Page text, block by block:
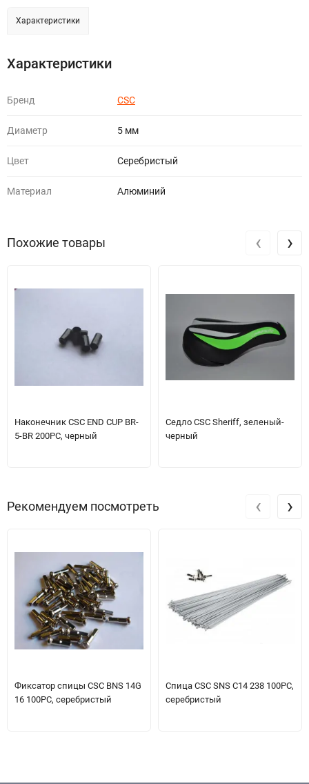
Характеристики
Характеристики
Бренд CSC
Диаметр 5 мм
Цвет Серебристый
Материал Алюминий
Похожие товары
Наконечник CSC END CUP BR-
5-BR 200PC, черный
Седло CSC Sheriff, зеленый-
черный
‹ ›
Рекомендуем посмотреть
Фиксатор спицы CSC BNS 14G
16 100PC, серебристый
Спица CSC SNS C14 238 100PC,
серебристый
‹ ›